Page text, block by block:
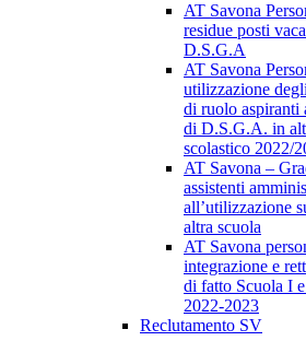
AT Savona
residue posti
D.S.G.A
AT Savona
utilizzazione
di ruolo aspiranti
di D.S.G.A. in
scolastico 2022/
AT Savona –
assistenti
all’utilizzazione
altra scuola
AT Savona
integrazione e
di fatto Scuola I
2022-2023
Reclutamento SV